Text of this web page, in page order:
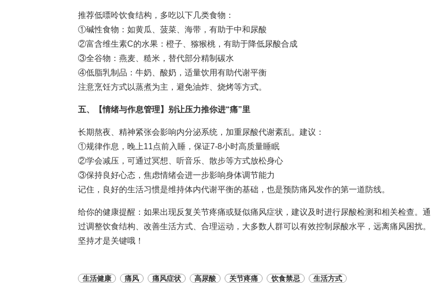
推荐低嘌呤饮食结构，多吃以下几类食物：
①碱性食物：如黄瓜、菠菜、海带，有助于中和尿酸
②富含维生素C的水果：橙子、猕猴桃，有助于降低尿酸合成
③全谷物：燕麦、糙米，替代部分精制碳水
④低脂乳制品：牛奶、酸奶，适量饮用有助代谢平衡
注意烹饪方式以蒸煮为主，避免油炸、烧烤等方式。
五、【情绪与作息管理】别让压力推你进“痛”里
长期熬夜、精神紧张会影响内分泌系统，加重尿酸代谢紊乱。建议：
①规律作息，晚上11点前入睡，保证7-8小时高质量睡眠
②学会减压，可通过冥想、听音乐、散步等方式放松身心
③保持良好心态，焦虑情绪会进一步影响身体调节能力
记住，良好的生活习惯是维持体内代谢平衡的基础，也是预防痛风发作的第一道防线。
给你的健康提醒：如果出现反复关节疼痛或疑似痛风症状，建议及时进行尿酸检测和相关检查。通
过调整饮食结构、改善生活方式、合理运动，大多数人群可以有效控制尿酸水平，远离痛风困扰。
坚持才是关键哦！
生活健康 痛风 痛风症状 高尿酸 关节疼痛 饮食禁忌 生活方式